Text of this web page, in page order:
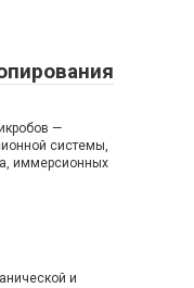
—
системы,
иммерсионных
и